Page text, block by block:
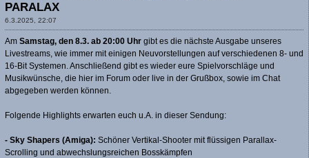
PARALAX
6.3.2025, 22:07
Am Samstag, den 8.3. ab 20:00 Uhr gibt es die nächste Ausgabe unseres
Livestreams, wie immer mit einigen Neuvorstellungen auf verschiedenen 8- und
16-Bit Systemen. Anschließend gibt es wieder eure Spielvorschläge und
Musikwünsche, die hier im Forum oder live in der Grußbox, sowie im Chat
abgegeben werden können.
Folgende Highlights erwarten euch u.A. in dieser Sendung:
- Sky Shapers (Amiga): Schöner Vertikal-Shooter mit flüssigen Parallax-
Scrolling und abwechslungsreichen Bosskämpfen